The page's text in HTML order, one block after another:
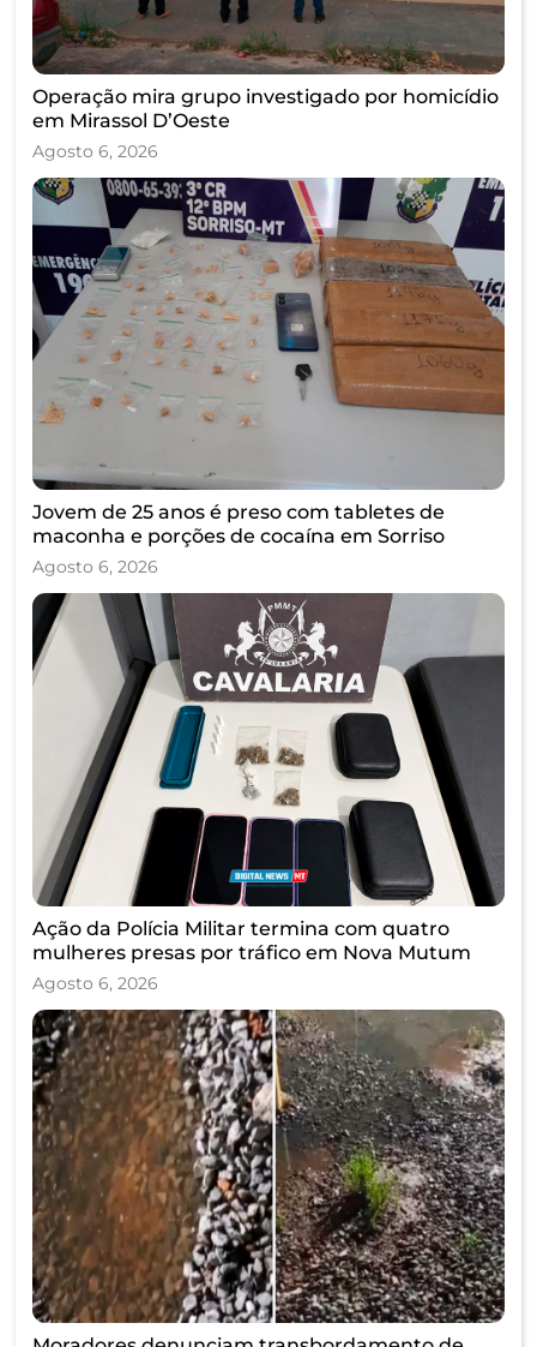
Operação mira grupo investigado por homicídio
em Mirassol D’Oeste
Agosto 6, 2026
Jovem de 25 anos é preso com tabletes de
maconha e porções de cocaína em Sorriso
Agosto 6, 2026
Ação da Polícia Militar termina com quatro
mulheres presas por tráfico em Nova Mutum
Agosto 6, 2026